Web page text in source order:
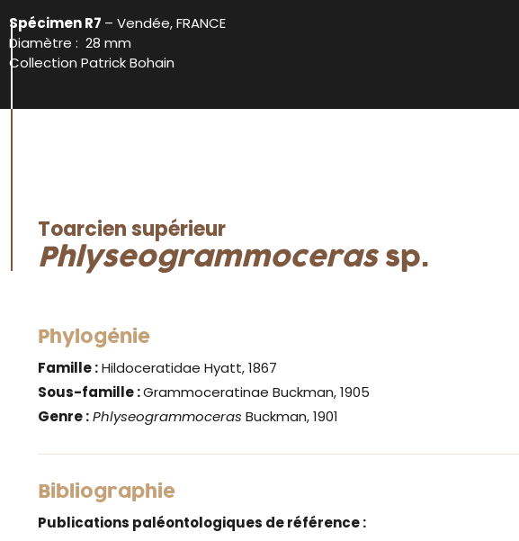
Spécimen R7 – Vendée, FRANCE
Diamètre : 28 mm
Collection Patrick Bohain
Toarcien supérieur
Phlyseogrammocerassp.
Phylogénie
Famille :Hildoceratidae Hyatt, 1867
Sous-famille :Grammoceratinae Buckman, 1905
Genre :Phlyseogrammoceras Buckman, 1901
Bibliographie
Publications paléontologiques de référence :